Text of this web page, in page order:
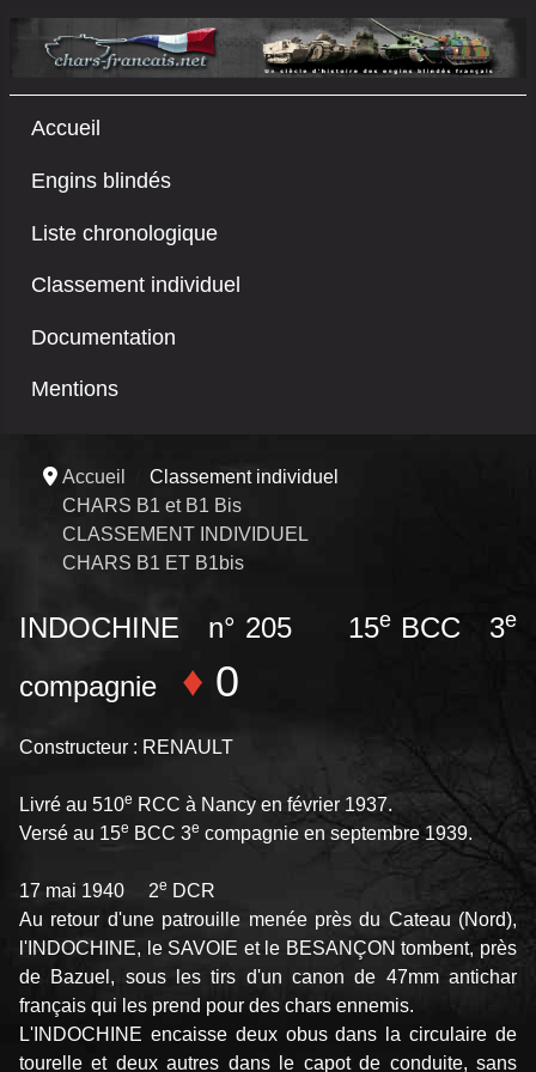
Accueil
Engins blindés
Liste chronologique
Classement individuel
Documentation
Mentions
Accueil
Classement individuel
CHARS B1 et B1 Bis
CLASSEMENT INDIVIDUEL
CHARS B1 ET B1bis
INDOCHINE n° 205 15e BCC 3e
compagnie ♦ 0
Constructeur : RENAULT
Livré au 510e RCC à Nancy en février 1937.
Versé au 15e BCC 3e compagnie en septembre 1939.
17 mai 1940 2e DCR
Au retour d'une patrouille menée près du Cateau (Nord),
l'INDOCHINE, le SAVOIE et le BESANÇON tombent, près
de Bazuel, sous les tirs d'un canon de 47mm antichar
français qui les prend pour des chars ennemis.
L'INDOCHINE encaisse deux obus dans la circulaire de
tourelle et deux autres dans le capot de conduite, sans